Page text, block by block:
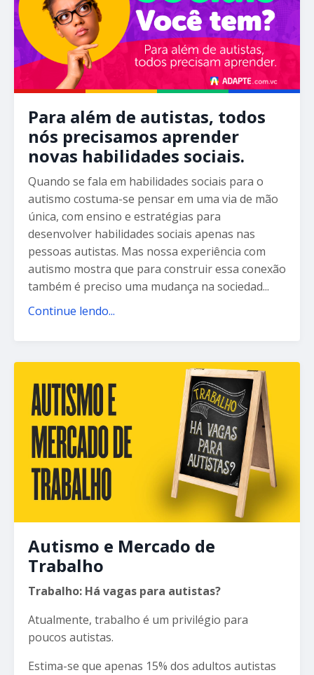
Para além de autistas, todos
nós precisamos aprender
novas habilidades sociais.
Quando se fala em habilidades sociais para o
autismo costuma-se pensar em uma via de mão
única, com ensino e estratégias para
desenvolver habilidades sociais apenas nas
pessoas autistas. Mas nossa experiência com
autismo mostra que para construir essa conexão
também é preciso uma mudança na sociedad...
Continue lendo...
Autismo e Mercado de
Trabalho
Trabalho: Há vagas para autistas?
Atualmente, trabalho é um privilégio para
poucos autistas.
Estima-se que apenas 15% dos adultos autistas